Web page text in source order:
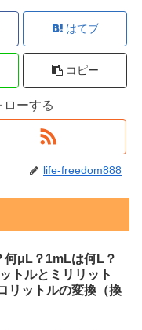
はてブ
コピー
ローする
life-freedom888
何μL？1mLは何L？
トルとミリリット
リットルの変換（換